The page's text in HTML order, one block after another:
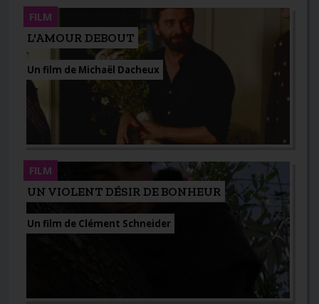
L'AMOUR DEBOUT
Un film de Michaël Dacheux
FILM
UN VIOLENT DÉSIR DE BONHEUR
Un film de Clément Schneider
FILM